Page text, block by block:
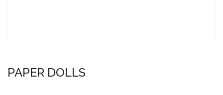
PAPER DOLLS